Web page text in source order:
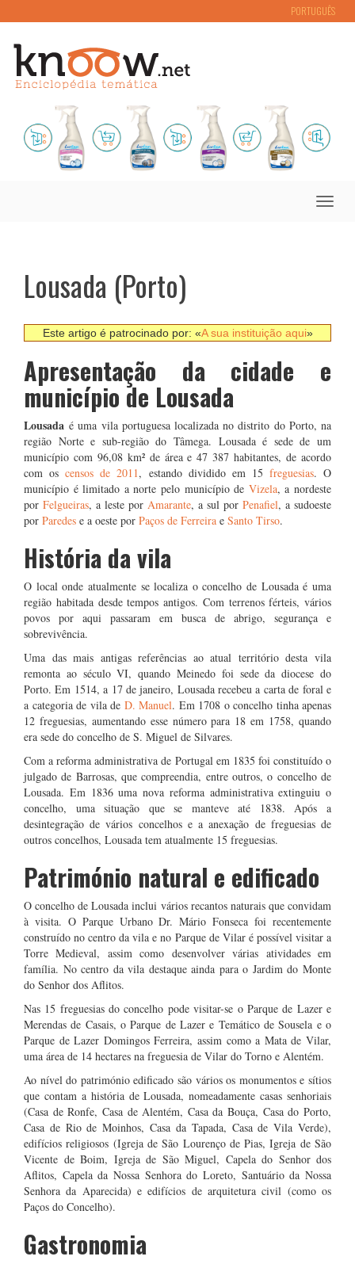
PORTUGUÊS
Toggle
Lousada (Porto)
Este artigo é patrocinado por: «A sua instituição aqui»
Apresentação da cidade e
município de Lousada
Lousadaé uma vila portuguesa localizada no distrito do Porto, na
região Norte e sub-região do Tâmega. Lousada é sede de um
município com 96,08 km² de área e 47 387 habitantes, de acordo
com oscensos de 2011, estando dividido em 15 freguesias. O
município é limitado a norte pelo município de Vizela, a nordeste
por Felgueiras, a leste por Amarante, a sul por Penafiel, a sudoeste
por Paredes e a oeste por Paços de Ferreira e Santo Tirso.
História da vila
O local onde atualmente se localiza o concelho de Lousada é uma
região habitada desde tempos antigos. Com terrenos férteis, vários
povos por aqui passaram em busca de abrigo, segurança e
sobrevivência.
Uma das mais antigas referências ao atual território desta vila
remonta ao século VI, quando Meinedo foi sede da diocese do
Porto. Em 1514, a 17 de janeiro, Lousada recebeu a carta de foral e
a categoria de vila de D. Manuel. Em 1708 o concelho tinha apenas
12 freguesias, aumentando esse número para 18 em 1758, quando
era sede do concelho de S. Miguel de Silvares.
Com a reforma administrativa de Portugal em 1835 foi constituído o
julgado de Barrosas, que compreendia, entre outros, o concelho de
Lousada. Em 1836 uma nova reforma administrativa extinguiu o
concelho, uma situação que se manteve até 1838. Após a
desintegração de vários concelhos e a anexação de freguesias de
outros concelhos, Lousada tem atualmente 15 freguesias.
Património natural e edificado
O concelho de Lousada inclui vários recantos naturais que convidam
à visita. O Parque Urbano Dr. Mário Fonseca foi recentemente
construído no centro da vila e no Parque de Vilar é possível visitar a
Torre Medieval, assim como desenvolver várias atividades em
família. No centro da vila destaque ainda para o Jardim do Monte
do Senhor dos Aflitos.
Nas 15 freguesias do concelho pode visitar-se o Parque de Lazer e
Merendas de Casais, o Parque de Lazer e Temático de Sousela e o
Parque de Lazer Domingos Ferreira, assim como a Mata de Vilar,
uma área de 14 hectares na freguesia de Vilar do Torno e Alentém.
Ao nível do património edificado são vários os monumentos e sítios
que contam a história de Lousada, nomeadamente casas senhoriais
(Casa de Ronfe, Casa de Alentém, Casa da Bouça, Casa do Porto,
Casa de Rio de Moinhos, Casa da Tapada, Casa de Vila Verde),
edifícios religiosos (Igreja de São Lourenço de Pias, Igreja de São
Vicente de Boim, Igreja de São Miguel, Capela do Senhor dos
Aflitos, Capela da Nossa Senhora do Loreto, Santuário da Nossa
Senhora da Aparecida) e edifícios de arquitetura civil (como os
Paços do Concelho).
Gastronomia